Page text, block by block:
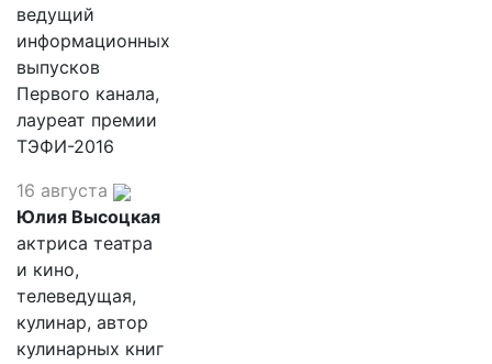
ведущий
информационных
выпусков
Первого канала,
лауреат премии
ТЭФИ-2016
16 августа
Юлия Высоцкая
актриса театра
и кино,
телеведущая,
кулинар, автор
кулинарных книг